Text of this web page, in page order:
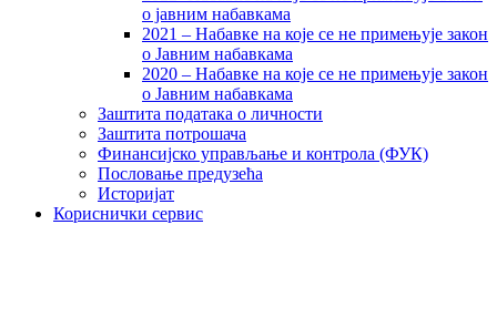
о јавним набавкама
2021 – Набавке на које се не примењује закон
о Јавним набавкама
2020 – Набавке на које се не примењује закон
о Јавним набавкама
Заштита података о личности
Заштита потрошача
Финансијско управљање и контрола (ФУК)
Пословање предузећа
Историјат
Кориснички сервис